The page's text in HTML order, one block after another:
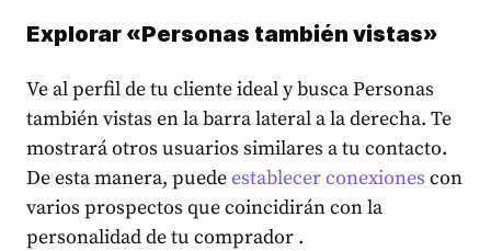
Explorar «Personas también vistas»
Ve al perfil de tu cliente ideal y busca Personas
también vistas en la barra lateral a la derecha. Te
mostrará otros usuarios similares a tu contacto.
De esta manera, puedeestablecer conexiones con
varios prospectos que coincidirán con la
personalidad de tu comprador .